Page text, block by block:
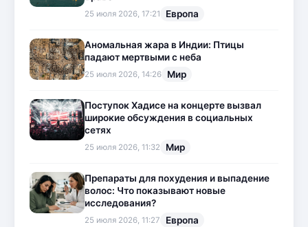
25 июля 2026, 17:21 Европа
Аномальная жара в Индии: Птицы
падают мертвыми с неба
25 июля 2026, 14:26 Мир
Поступок Хадисе на концерте вызвал
широкие обсуждения в социальных
сетях
25 июля 2026, 11:32 Мир
Препараты для похудения и выпадение
волос: Что показывают новые
исследования?
25 июля 2026, 11:27 Европа